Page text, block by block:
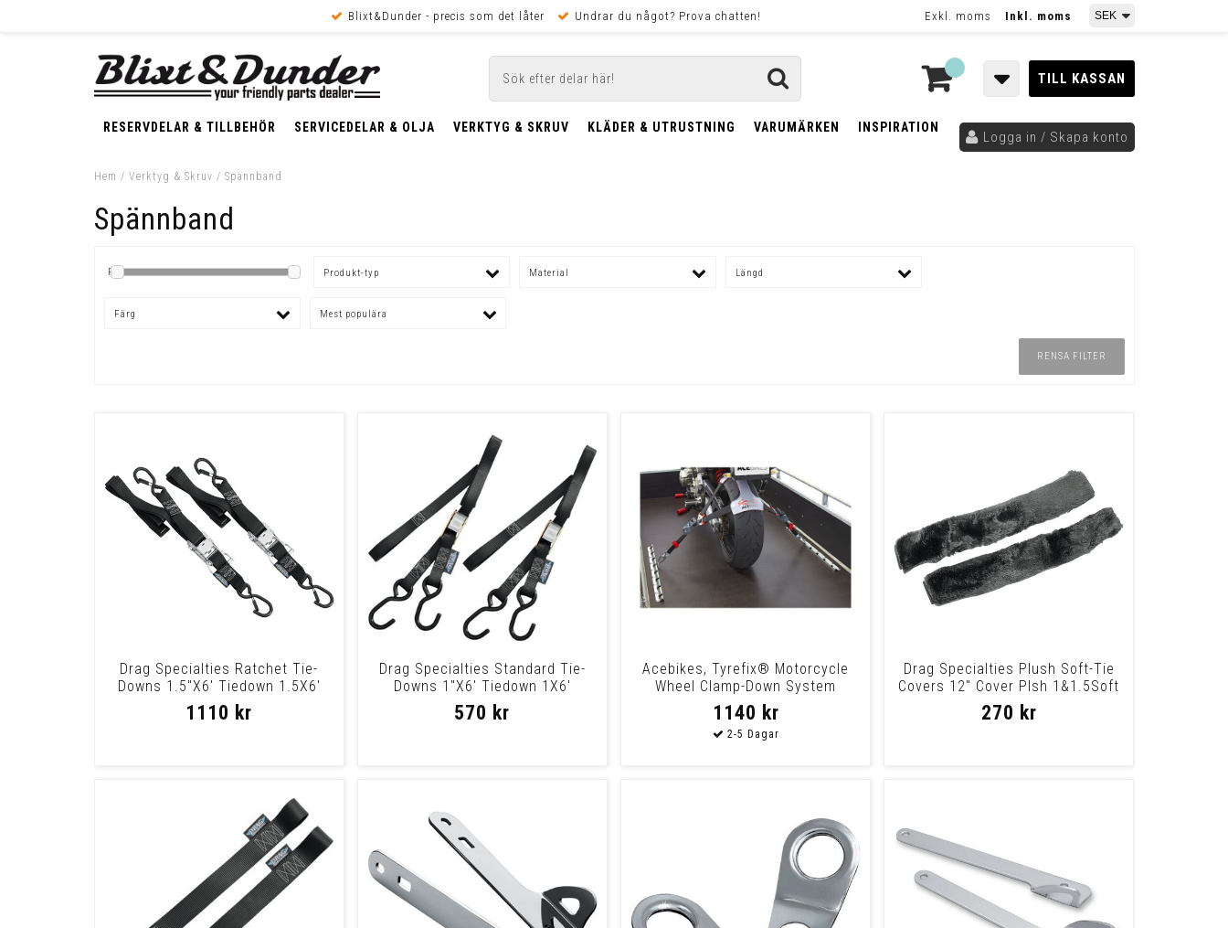
Blixt&Dunder - precis som det låter Undrar du något? Prova chatten! Exkl. moms Inkl. moms
TILL KASSAN
RESERVDELAR & TILLBEHÖR SERVICEDELAR & OLJA VERKTYG & SKRUV KLÄDER & UTRUSTNING VARUMÄRKEN INSPIRATION
Logga in / Skapa konto
Hem / Verktyg & Skruv / Spännband
Spännband
Mest populära
Pris Produkt-typ Material Längd
Färg
RENSA FILTER
Drag Specialties Ratchet Tie-
Downs 1.5"X6' Tiedown 1.5X6'
Rachet
1110 kr
Drag Specialties Standard Tie-
Downs 1"X6' Tiedown 1X6'
Standard
570 kr
Acebikes, Tyrefix® Motorcycle
Wheel Clamp-Down System
1140 kr
Drag Specialties Plush Soft-Tie
Covers 12" Cover Plsh 1&1.5Soft
Tie
270 kr